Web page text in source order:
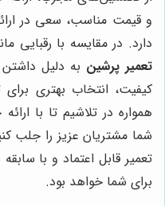
و قیمت مناسب، سعی در
دارد. در مقایسه با رقبایی
تعمیر پرشین به دلیل
کیفیت، انتخاب بهتری
همواره در تلاشیم تا با
شما مشتریان عزیز را جلب
تعمیر قابل اعتماد و با
برای شما خواهد بود.